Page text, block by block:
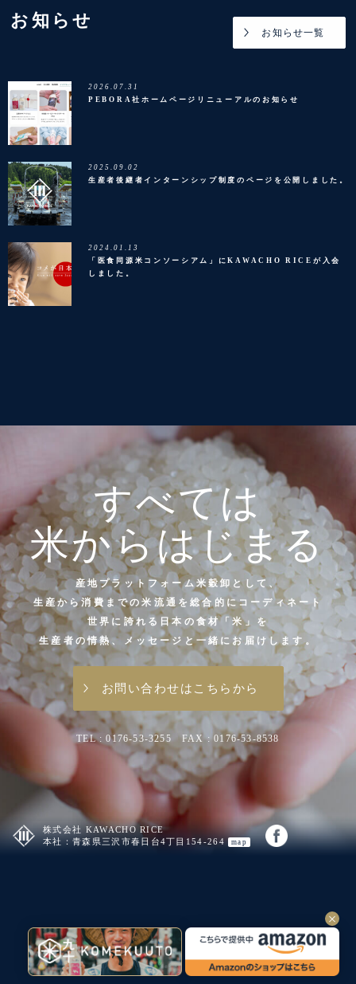
お知らせ
お知らせ一覧
2026.07.31
PEBORA社ホームページリニューアルのお知らせ
2025.09.02
生産者後継者インターンシップ制度のページを公開しました。
2024.01.13
「医食同源米コンソーシアム」にKAWACHO RICEが入会
しました。
すべては
米からはじまる
産地プラットフォーム米穀卸として、
生産から消費までの米流通を総合的にコーディネート
世界に誇れる日本の食材「米」を
生産者の情熱、メッセージと一緒にお届けします。
お問い合わせはこちらから
TEL : 0176-53-3255 FAX : 0176-53-8538
株式会社 KAWACHO RICE
本社： 青森県三沢市春日台4丁目154-264 map